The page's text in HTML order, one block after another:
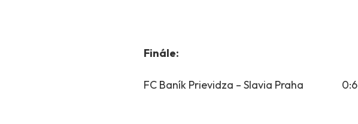
Finále:
FC Baník Prievidza – Slavia Praha 0:6